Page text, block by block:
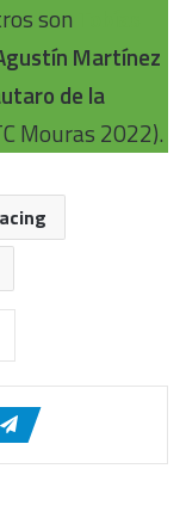
son
Martínez
de la
Mouras 2022).